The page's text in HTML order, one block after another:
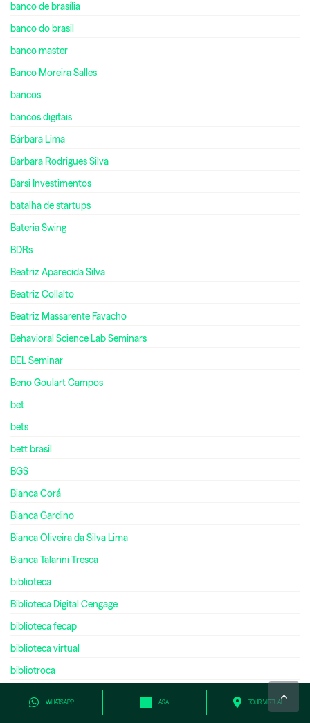
WHATSAPP ASA TOUR VIRTUAL
banco de brasília
banco do brasil
banco master
Banco Moreira Salles
bancos
bancos digitais
Bárbara Lima
Barbara Rodrigues Silva
Barsi Investimentos
batalha de startups
Bateria Swing
BDRs
Beatriz Aparecida Silva
Beatriz Collalto
Beatriz Massarente Favacho
Behavioral Science Lab Seminars
BEL Seminar
Beno Goulart Campos
bet
bets
bett brasil
BGS
Bianca Corá
Bianca Gardino
Bianca Oliveira da Silva Lima
Bianca Talarini Tresca
biblioteca
Biblioteca Digital Cengage
biblioteca fecap
biblioteca virtual
bibliotroca